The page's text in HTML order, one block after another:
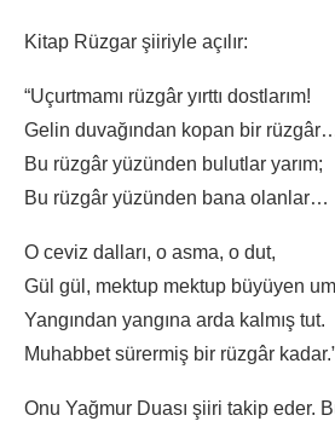
Kitap Rüzgar şiiriyle açılır:
“Uçurtmamı rüzgâr yırttı dostlarım!
Gelin duvağından kopan bir
Bu rüzgâr yüzünden bulutlar yarım;
Bu rüzgâr yüzünden bana olanlar…
O ceviz dalları, o asma, o dut,
Gül gül, mektup mektup büyüyen
Yangından yangına arda kalmış tut.
Muhabbet sürermiş bir rüzgâr
Onu Yağmur Duası şiiri takip eder.